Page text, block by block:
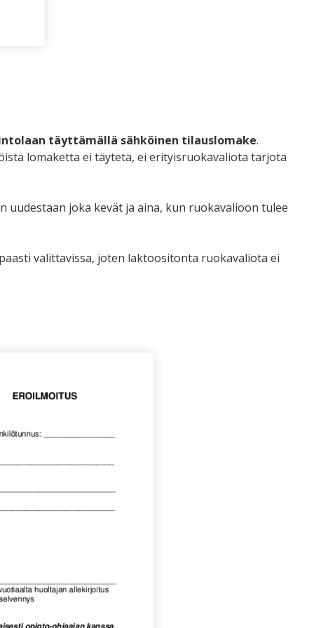
täyttämällä sähköinen tilauslomake.
lomaketta ei täytetä, ei erityisruokavaliota tarjota
uudestaan joka kevät ja aina, kun ruokavalioon tulee
valittavissa, joten laktoositonta ruokavaliota ei